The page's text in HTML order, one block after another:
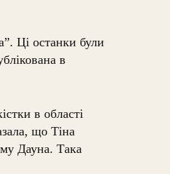
Ці останки були
в
в області
що Тіна
Дауна. Така